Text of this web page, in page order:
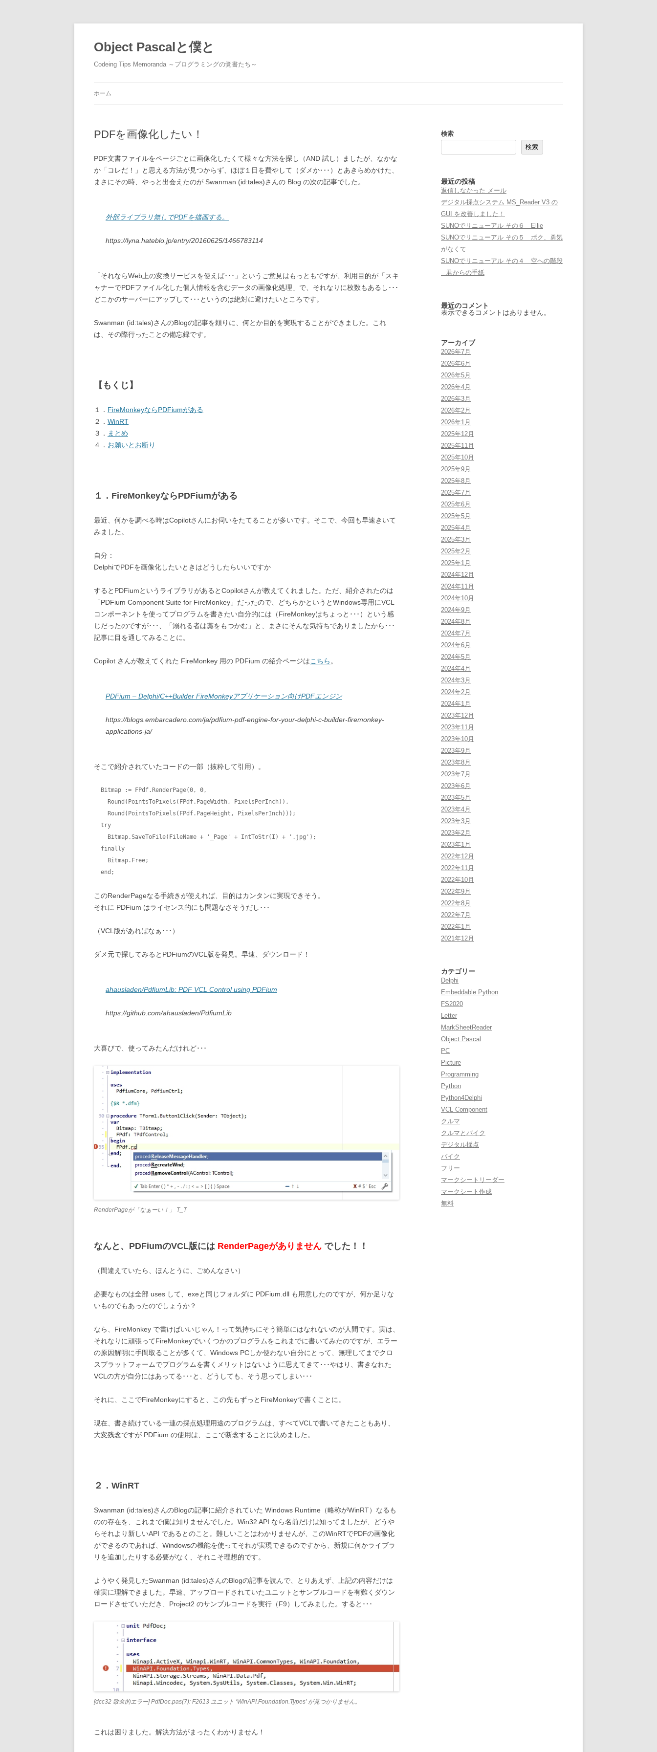
ン
ツ
へ
ス
Object Pascalと僕と
Codeing Tips Memoranda ～プログラミングの覚書たち～
ホーム
PDFを画像化したい！
PDF文書ファイルをページごとに画像化したくて様々な方法を探し（AND 試し）ましたが、なかな
か「コレだ！」と思える方法が見つからず、ほぼ１日を費やして（ダメか･･･）とあきらめかけた、
まさにその時、やっと出会えたのが Swanman (id:tales)さんの Blog の次の記事でした。
外部ライブラリ無しでPDFを描画する。
https://lyna.hateblo.jp/entry/20160625/1466783114
「それならWeb上の変換サービスを使えば･･･」というご意見はもっともですが、利用目的が「スキ
ャナーでPDFファイル化した個人情報を含むデータの画像化処理」で、それなりに枚数もあるし･･･
どこかのサーバーにアップして･･･というのは絶対に避けたいところです。
Swanman (id:tales)さんのBlogの記事を頼りに、何とか目的を実現することができました。これ
は、その際行ったことの備忘録です。
【もくじ】
１． FireMonkeyならPDFiumがある
２． WinRT
３． まとめ
４． お願いとお断り
１．FireMonkeyならPDFiumがある
最近、何かを調べる時はCopilotさんにお伺いをたてることが多いです。そこで、今回も早速きいて
みました。
自分：
DelphiでPDFを画像化したいときはどうしたらいいですか
するとPDFiumというライブラリがあるとCopilotさんが教えてくれました。ただ、紹介されたのは
「PDFium Component Suite for FireMonkey」だったので、どちらかというとWindows専用にVCL
コンポーネントを使ってプログラムを書きたい自分的には（FireMonkeyはちょっと･･･）という感
じだったのですが･･･、「溺れる者は藁をもつかむ」と、まさにそんな気持ちでありましたから･･･
記事に目を通してみることに。
Copilot さんが教えてくれた FireMonkey 用の PDFium の紹介ページはこちら 。
PDFium – Delphi/C++Builder FireMonkeyアプリケーション向けPDFエンジン
https://blogs.embarcadero.com/ja/pdfium-pdf-engine-for-your-delphi-c-builder-firemonkey-
applications-ja/
そこで紹介されていたコードの一部（抜粋して引用）。
  end;
このRenderPageなる手続きが使えれば、目的はカンタンに実現できそう。
それに PDFium はライセンス的にも問題なさそうだし･･･
（VCL版があればなぁ･･･）
ダメ元で探してみるとPDFiumのVCL版を発見。早速、ダウンロード！
ahausladen/PdfiumLib: PDF VCL Control using PDFium
https://github.com/ahausladen/PdfiumLib
大喜びで、使ってみたんだけれど･･･
RenderPageが「なぁーい！」 T_T
なんと、PDFiumのVCL版には RenderPageがありません でした！！
（間違えていたら、ほんとうに、ごめんなさい）
必要なものは全部 uses して、exeと同じフォルダに PDFium.dll も用意したのですが、何か足りな
いものでもあったのでしょうか？
なら、FireMonkey で書けばいいじゃん！って気持ちにそう簡単にはなれないのが人間です。実は、
それなりに頑張ってFireMonkeyでいくつかのプログラムをこれまでに書いてみたのですが、エラー
の原因解明に手間取ることが多くて、Windows PCしか使わない自分にとって、無理してまでクロ
スプラットフォームでプログラムを書くメリットはないように思えてきて･･･やはり、書きなれた
VCLの方が自分にはあってる･･･と、どうしても、そう思ってしまい･･･
それに、ここでFireMonkeyにすると、この先もずっとFireMonkeyで書くことに。
現在、書き続けている一連の採点処理用途のプログラムは、すべてVCLで書いてきたこともあり、
大変残念ですが PDFium の使用は、ここで断念することに決めました。
２．WinRT
Swanman (id:tales)さんのBlogの記事に紹介されていた Windows Runtime（略称がWinRT）なるも
のの存在を、これまで僕は知りませんでした。Win32 API なら名前だけは知ってましたが、どうや
らそれより新しいAPI であるとのこと。難しいことはわかりませんが、このWinRTでPDFの画像化
ができるのであれば、Windowsの機能を使ってそれが実現できるのですから、新規に何かライブラ
リを追加したりする必要がなく、それこそ理想的です。
ようやく発見したSwanman (id:tales)さんのBlogの記事を読んで、とりあえず、上記の内容だけは
確実に理解できました。早速、アップロードされていたユニットとサンプルコードを有難くダウン
ロードさせていただき、Project2 のサンプルコードを実行（F9）してみました。すると･･･
[dcc32 致命的エラー] PdfDoc.pas(7): F2613 ユニット ‘WinAPI.Foundation.Types’ が見つかりません。
これは困りました。解決方法がまったくわかりません！
検索
検索
最近の投稿
返信しなかった メール
デジタル採点システム MS_Reader V3 の
GUI を改善しました！
SUNOでリニューアル その６ Ellie
SUNOでリニューアル その５ ボク、勇気
がなくて
SUNOでリニューアル その４ 空への階段
– 君からの手紙
最近のコメント
表示できるコメントはありません。
アーカイブ
2026年7月
2026年6月
2026年5月
2026年4月
2026年3月
2026年2月
2026年1月
2025年12月
2025年11月
2025年10月
2025年9月
2025年8月
2025年7月
2025年6月
2025年5月
2025年4月
2025年3月
2025年2月
2025年1月
2024年12月
2024年11月
2024年10月
2024年9月
2024年8月
2024年7月
2024年6月
2024年5月
2024年4月
2024年3月
2024年2月
2024年1月
2023年12月
2023年11月
2023年10月
2023年9月
2023年8月
2023年7月
2023年6月
2023年5月
2023年4月
2023年3月
2023年2月
2023年1月
2022年12月
2022年11月
2022年10月
2022年9月
2022年8月
2022年7月
2022年1月
2021年12月
カテゴリー
Delphi
Embeddable Python
FS2020
Letter
MarkSheetReader
Object Pascal
PC
Picture
Programming
Python
Python4Delphi
VCL Component
クルマ
クルマとバイク
デジタル採点
バイク
フリー
マークシートリーダー
マークシート作成
無料